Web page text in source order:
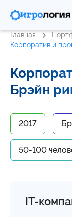
Главная
Корпоратив и
Брэйн
2017
50-100
IT-